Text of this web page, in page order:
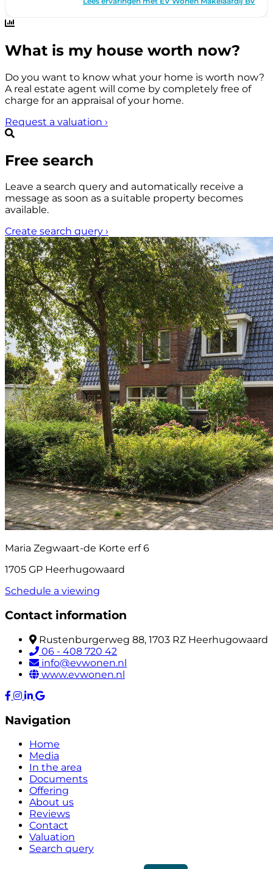
What is my house worth now?
Do you want to know what your home is worth now?
A real estate agent will come by completely free of
charge for an appraisal of your home.
Request a valuation ›
Free search
Leave a search query and automatically receive a
message as soon as a suitable property becomes
available.
Create search query ›
Maria Zegwaart-de Korte erf 6
1705 GP Heerhugowaard
Schedule a viewing
Contact information
Rustenburgerweg 88, 1703 RZ Heerhugowaard
06 - 408 720 42
info@evwonen.nl
www.evwonen.nl
Navigation
Home
Media
In the area
Documents
Offering
About us
Reviews
Contact
Valuation
Search query